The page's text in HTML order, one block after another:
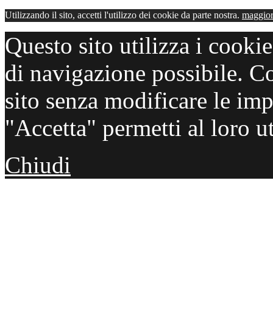
Utilizzando il sito, accetti l'utilizzo dei cookie da parte nostra.
Questo sito utilizza i
di navigazione possibile.
sito senza modificare le
"Accetta" permetti al loro
Chiudi